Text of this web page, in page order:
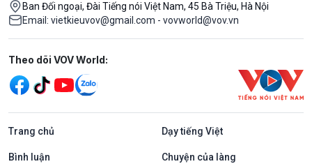
Ban Đối ngoại, Đài Tiếng nói Việt Nam, 45 Bà Triệu, Hà Nội
Email: vietkieuvov@gmail.com - vovworld@vov.vn
Mạng xã hội
Theo dõi VOV World:
Trang chủ Dạy tiếng Việt
Bình luận Chuyện của làng